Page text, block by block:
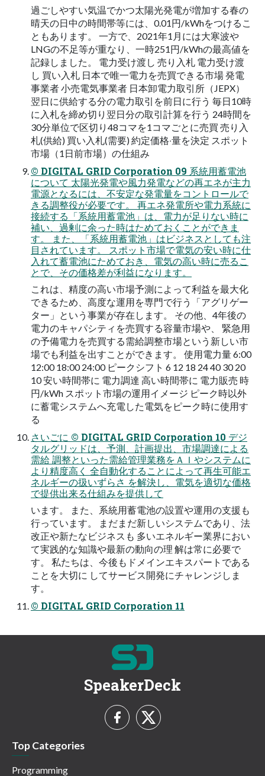
過ごしやすい気温でかつ太陽光発電が増加する春の
晴天の⽇中の時間帯等には、0.01円/kWhをつけるこ
ともあります。 ⼀⽅で、2021年1⽉には⼤寒波や
LNGの不⾜等が重なり、⼀時251円/kWhの最⾼値を
記録しました。 電⼒受け渡し 売り⼊札 電⼒受け渡
し 買い⼊札 ⽇本で唯⼀電⼒を売買できる市場 発電
事業者 ⼩売電気事業者 ⽇本卸電⼒取引所（JEPX）
翌⽇に供給する分の電⼒取引を前⽇に⾏う 毎⽇10時
に⼊札を締め切り翌⽇分の取引計算を⾏う 24時間を
30分単位で区切り48コマを1コマごとに売買 売り⼊
札(供給) 買い⼊札(需要) 約定価格‧量を決定 スポット
市場（1⽇前市場）の仕組み
© DIGITAL GRID Corporation 09 系統⽤蓄電池
について 太陽光発電や⾵⼒発電などの再エネが主⼒
電源となるには、不安定な発電量をコントロールで
きる調整役が必要です。 再エネ発電所や電⼒系統に
接続する「系統⽤蓄電池」は、電⼒が⾜りない時に
補い、過剰に余った時はためておくことができま
す。 また、「系統⽤蓄電池」はビジネスとしても注
⽬されています。 スポット市場で電気の安い時に仕
⼊れて蓄電池にためておき、電気の⾼い時に売るこ
とで、その価格差が利益になります。
これは、精度の⾼い市場予測によって利益を最⼤化
できるため、⾼度な運⽤を専⾨で⾏う「アグリゲー
ター」という事業が存在します。 その他、4年後の
電⼒のキャパシティを売買する容量市場や、 緊急⽤
の予備電⼒を売買する需給調整市場という新しい市
場でも利益を出すことができます。 使⽤電⼒量 6:00
12:00 18:00 24:00 ピークシフト 6 12 18 24 40 30 20
10 安い時間帯に 電⼒調達 ⾼い時間帯に 電⼒販売 時
円/kWh スポット市場の運⽤イメージ ピーク時以外
に蓄電システムへ充電した電気をピーク時に使⽤す
る
さいごに © DIGITAL GRID Corporation 10 デジ
タルグリッドは、予測、計画提出、市場調達による
需給 調整といった需給管理業務をＡＩやシステムに
より精度⾼く 全⾃動化することによって再⽣可能エ
ネルギーの扱いずらさ を解決し、電気を適切な価格
で提供出来る仕組みを提供して
います。 また、系統⽤蓄電池の設置や運⽤の⽀援も
⾏っています。 まだまだ新しいシステムであり、法
改正や新たなビジネスも 多いエネルギー業界におい
て実践的な知識や最新の動向の理 解は常に必要で
す。 私たちは、今後もドメインエキスパートである
ことを⼤切に してサービス開発にチャレンジしま
す。
© DIGITAL GRID Corporation 11
SpeakerDeck
Top Categories
Programming